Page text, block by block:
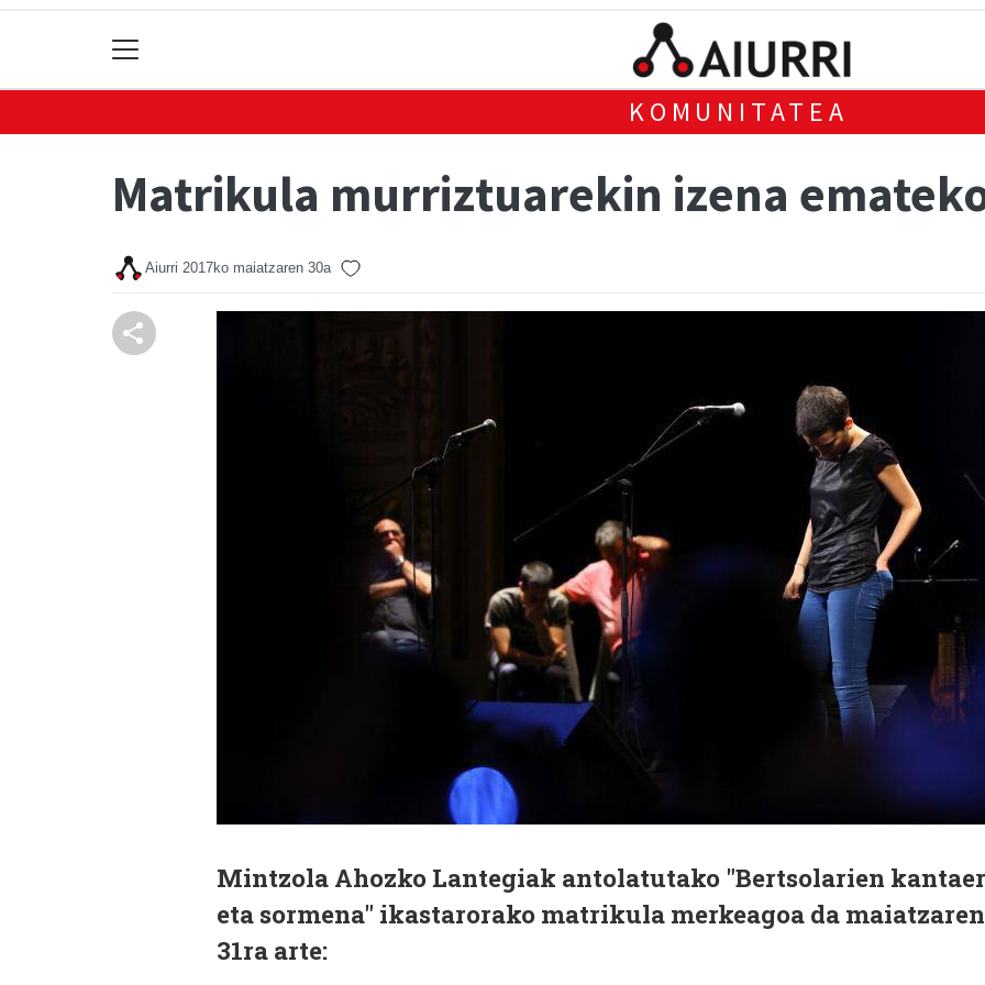
KOMUNITATEA
Matrikula murriztuarekin izena
Aiurri 2017ko maiatzaren 30a
Mintzola Ahozko Lantegiak antolatutako "Bertsolarien
eta sormena" ikastarorako matrikula merkeagoa da maiatzaren
31ra arte: